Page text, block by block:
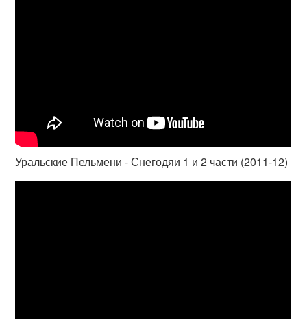
Уральские Пельмени - Снегодяи 1 и 2 части (2011-12)